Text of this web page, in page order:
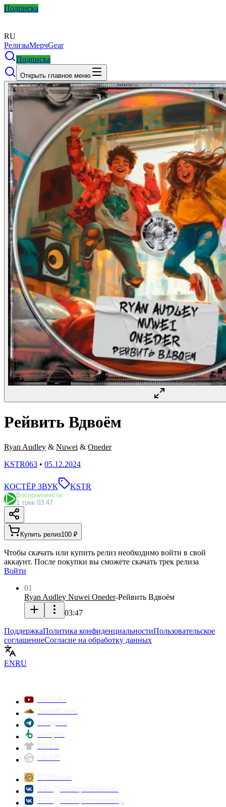
Подписка
RU
РелизыМерчGear
Подписка
Открыть главное меню
Рейвить Вдвоём
Ryan Audley & Nuwei & Oneder
KSTR063 • 05.12.2024
КОСТЁР ЗВУК KSTR
Воспроизвести
1 трек·03:47
Купить релиз100 ₽
Чтобы скачать или купить релиз необходимо войти в свой
аккаунт. После покупки вы сможете скачать трек релиза
Войти
01
Ryan Audley Nuwei Oneder-Рейвить Вдвоём
03:47
ПоддержкаПолитика конфиденциальностиПользовательское
соглашениеСогласие на обработку данных
ENRU